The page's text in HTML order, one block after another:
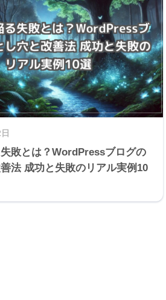
敗とは？WordPressブログの
法 成功と失敗のリアル実例10